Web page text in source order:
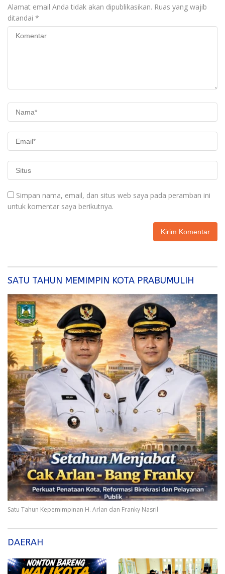
Alamat email Anda tidak akan dipublikasikan. Ruas yang wajib
ditandai *
Simpan nama, email, dan situs web saya pada peramban ini
untuk komentar saya berikutnya.
SATU TAHUN MEMIMPIN KOTA PRABUMULIH
Satu Tahun Kepemimpinan H. Arlan dan Franky Nasril
DAERAH